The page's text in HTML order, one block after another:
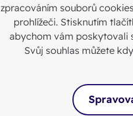
zpracováním souborů
prohlížeči. Stisknutím
abychom vám poskytovali
Svůj souhlas můžete